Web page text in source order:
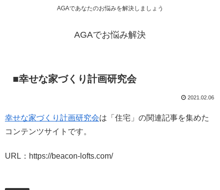
AGAであなたのお悩みを解決しましょう
AGAでお悩み解決
■幸せな家づくり計画研究会
2021.02.06
幸せな家づくり計画研究会は「住宅」の関連記事を集めた
コンテンツサイトです。
URL：https://beacon-lofts.com/